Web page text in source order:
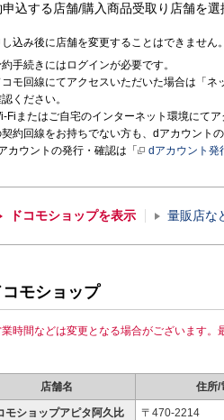
込する店舗/購入商品受取り店舗を選
込み後に店舗を変更することはできません。
手続きにはログインが必要です。
コモ回線にてアクセスいただいた場合は「
ください。
Fiまたはご自宅のインターネット環境にて
約回線をお持ちでない方も、dアカウントの
カウントの発行・確認は「
dアカウント発
ドコモショップを表示 量販店な
コモショップ
時間などは変更となる場合がございます。
店舗名 住所/
モショップアピタ阿久比
〒470-2214